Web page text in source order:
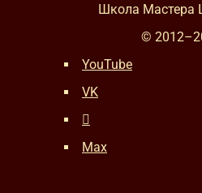
Школа Мастера
© 2012–
YouTube
VK
Max